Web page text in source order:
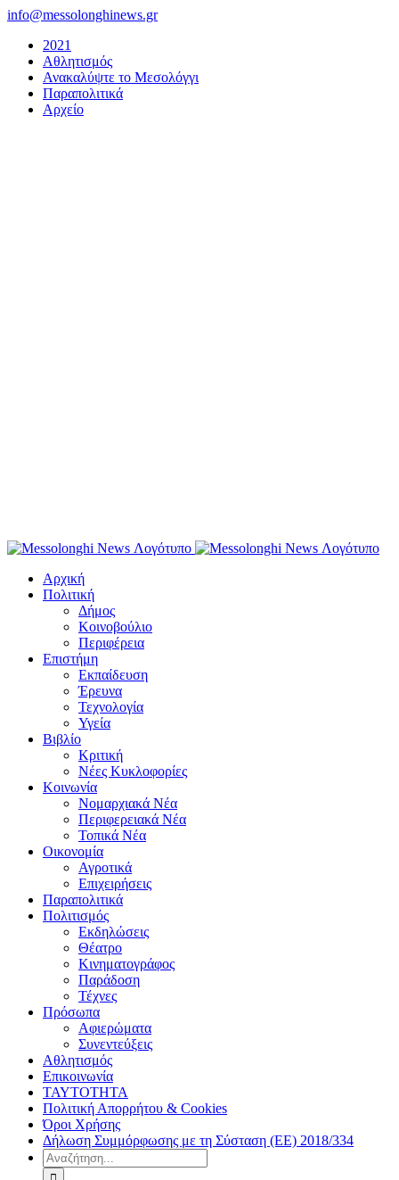
Μετάβαση
περιεχόμενο
info@messolonghinews.gr
2021
Αθλητισμός
Ανακαλύψτε το Μεσολόγγι
Παραπολιτικά
Αρχείο
Αρχική
Πολιτική
Δήμος
Κοινοβούλιο
Περιφέρεια
Επιστήμη
Εκπαίδευση
Έρευνα
Τεχνολογία
Υγεία
Βιβλίο
Κριτική
Νέες Κυκλοφορίες
Κοινωνία
Νομαρχιακά Νέα
Περιφερειακά Νέα
Τοπικά Νέα
Οικονομία
Αγροτικά
Επιχειρήσεις
Παραπολιτικά
Πολιτισμός
Εκδηλώσεις
Θέατρο
Κινηματογράφος
Παράδοση
Τέχνες
Πρόσωπα
Αφιερώματα
Συνεντεύξεις
Αθλητισμός
Επικοινωνία
ΤΑΥΤΟΤΗΤΑ
Πολιτική Απορρήτου & Cookies
Όροι Χρήσης
Δήλωση Συμμόρφωσης με τη Σύσταση (ΕΕ) 2018/334
Αναζήτηση
για: